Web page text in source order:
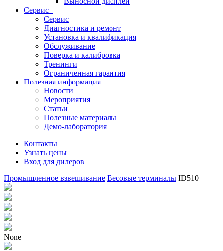
Сервис
Сервис
Диагностика и ремонт
Установка и квалификация
Обслуживание
Поверка и калибровка
Тренинги
Ограниченная гарантия
Полезная информация
Новости
Мероприятия
Статьи
Полезные материалы
Демо-лаборатория
Контакты
Узнать цены
Вход для дилеров
Промышленное взвешивание Весовые терминалы ID510
None